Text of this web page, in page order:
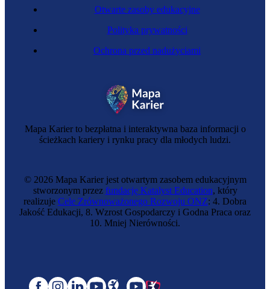
Mapa Karier to bezpłatna i interaktywna baza informacji o
ścieżkach kariery i rynku pracy dla młodych ludzi.
Otwarte zasoby edukacyjne
Polityka prywatności
Ochrona przed nadużyciami
© 2026 Mapa Karier jest otwartym zasobem edukacyjnym
stworzonym przez fundację Katalyst Education, który
realizuje Cele Zrównoważonego Rozwoju ONZ: 4. Dobra
Jakość Edukacji, 8. Wzrost Gospodarczy i Godna Praca oraz
10. Mniej Nierówności.